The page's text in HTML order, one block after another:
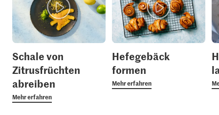
Schale von
Zitrusfrüchten
abreiben
Mehr erfahren
Hefegebäck
formen
Mehr erfahren